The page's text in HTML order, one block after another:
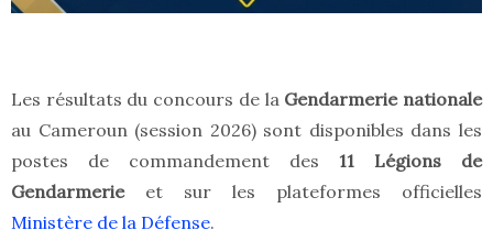
Les résultats du concours de la Gendarmerie nationale
au Cameroun (session 2026) sont disponibles dans les
postes de commandement des 11 Légions de
Gendarmerieet sur les plateformes officielles
Ministère de la Défense.